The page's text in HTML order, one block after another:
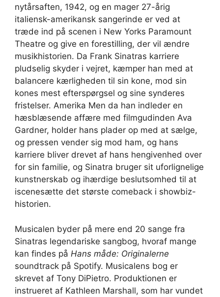
nytårsaften, 1942, og en mager 27-årig
italiensk-amerikansk sangerinde er ved at
træde ind på scenen i New Yorks Paramount
Theatre og give en forestilling, der vil ændre
musikhistorien. Da Frank Sinatras karriere
pludselig skyder i vejret, kæmper han med at
balancere kærligheden til sin kone, mod sin
kones mest efterspørgsel og sine synderes
fristelser. Amerika Men da han indleder en
hæsblæsende affære med filmgudinden Ava
Gardner, holder hans plader op med at sælge,
og pressen vender sig mod ham, og hans
karriere bliver drevet af hans hengivenhed over
for sin familie, og Sinatra bruger sit uforlignelige
kunstnerskab og ihærdige beslutsomhed til at
iscenesætte det største comeback i showbiz-
historien.
Musicalen byder på mere end 20 sange fra
Sinatras legendariske sangbog, hvoraf mange
kan findes på Hans måde: Originalerne
soundtrack på Spotify. Musicalens bog er
skrevet af Tony DiPietro. Produktionen er
instrueret af Kathleen Marshall, som har vundet